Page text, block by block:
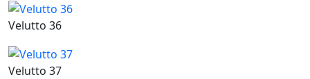
Velutto 36
Velutto 37